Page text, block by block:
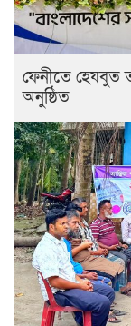
ফেনীতে হেযবুত
অনুষ্ঠিত